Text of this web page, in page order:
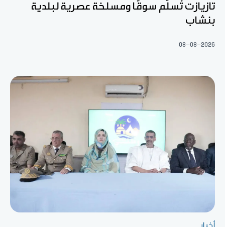
تازيازت تُسلّم سوقًا ومسلخة عصرية لبلدية
بنشاب
08-08-2026
أخبار